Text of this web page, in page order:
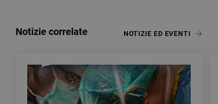
Notizie correlate NOTIZIE ED EVENTI